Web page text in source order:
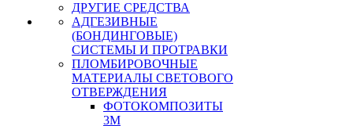
ДРУГИЕ СРЕДСТВА
АДГЕЗИВНЫЕ
(БОНДИНГОВЫЕ)
СИСТЕМЫ И ПРОТРАВКИ
ПЛОМБИРОВОЧНЫЕ
МАТЕРИАЛЫ СВЕТОВОГО
ОТВЕРЖДЕНИЯ
ФОТОКОМПОЗИТЫ
3М